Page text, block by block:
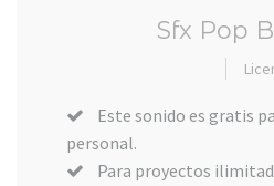
Sfx Pop
Este sonido es gratis
personal.
Para proyectos